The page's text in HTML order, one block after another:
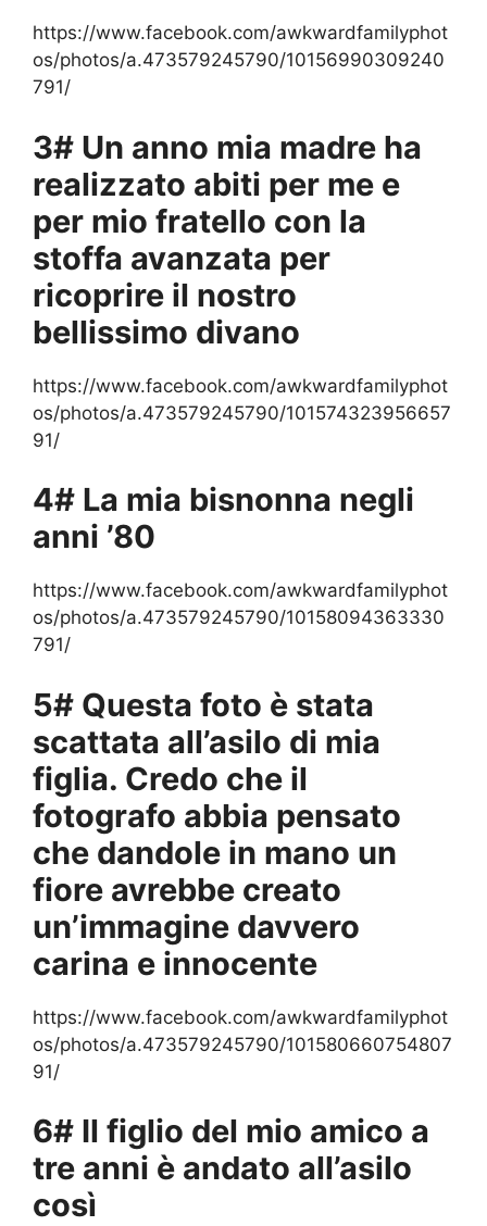
https://www.facebook.com/awkwardfamilyphot
os/photos/a.473579245790/10156990309240
791/
3# Un anno mia madre ha
realizzato abiti per me e
per mio fratello con la
stoffa avanzata per
ricoprire il nostro
bellissimo divano
https://www.facebook.com/awkwardfamilyphot
os/photos/a.473579245790/101574323956657
91/
4# La mia bisnonna negli
anni ’80
https://www.facebook.com/awkwardfamilyphot
os/photos/a.473579245790/10158094363330
791/
5# Questa foto è stata
scattata all’asilo di mia
figlia. Credo che il
fotografo abbia pensato
che dandole in mano un
fiore avrebbe creato
un’immagine davvero
carina e innocente
https://www.facebook.com/awkwardfamilyphot
os/photos/a.473579245790/101580660754807
91/
6# Il figlio del mio amico a
tre anni è andato all’asilo
così